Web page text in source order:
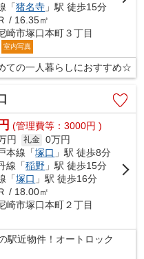
「猪名寺 」駅 徒歩15分
/ 16.35㎡
崎市塚口本町３丁目
室内写真
ての一人暮らしにおすすめ☆
(管理費等：3000円 )
円 礼金 0万円
本線「塚口 」駅 徒歩8分
線「稲野 」駅 徒歩15分
「塚口 」駅 徒歩16分
/ 18.00㎡
崎市塚口本町２丁目
駅近物件！オートロック